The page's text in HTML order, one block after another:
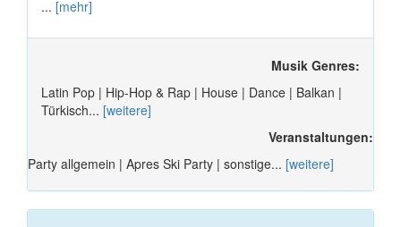
... [mehr]
Musik Genres:
Latin Pop | Hip-Hop & Rap | House | Dance | Balkan |
Türkisch... [weitere]
Veranstaltungen:
Party allgemein | Apres Ski Party | sonstige... [weitere]